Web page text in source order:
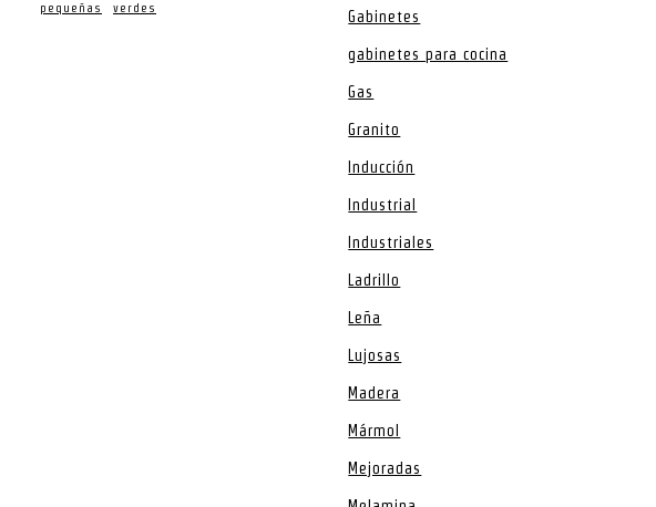
pequeñas
verdes Gabinetes
gabinetes para cocina
Gas
Granito
Inducción
Industrial
Industriales
Ladrillo
Leña
Lujosas
Madera
Mármol
Mejoradas